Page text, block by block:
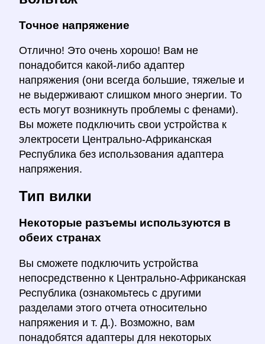
Точное напряжение
Отлично! Это очень хорошо! Вам не
понадобится какой-либо адаптер
напряжения (они всегда большие, тяжелые и
не выдерживают слишком много энергии. То
есть могут возникнуть проблемы с фенами).
Вы можете подключить свои устройства к
электросети Центрально-Африканская
Республика без использования адаптера
напряжения.
Тип вилки
Некоторые разъемы используются в
обеих странах
Вы сможете подключить устройства
непосредственно к Центрально-Африканская
Республика (ознакомьтесь с другими
разделами этого отчета относительно
напряжения и т. Д.). Возможно, вам
понадобятся адаптеры для некоторых